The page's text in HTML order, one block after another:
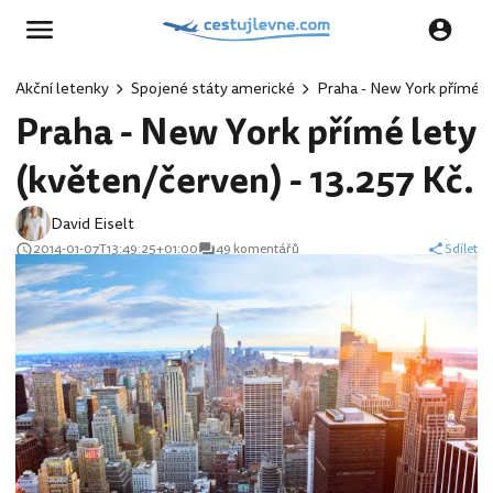
Akční letenky Spojené státy americké Praha - New York přímé
Praha - New York přímé lety
(květen/červen) - 13.257 Kč.
David Eiselt
2014-01-07T13:49:25+01:00 49 komentářů Sdílet